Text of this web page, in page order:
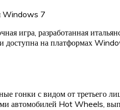
Windows 7
игра, разработанная
на платформах
гонки с видом от третьего
автомобилей Hot Wheels,